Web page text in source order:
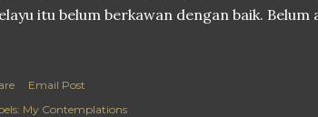
itu belum berkawan dengan baik. Belum
Email Post
My Contemplations